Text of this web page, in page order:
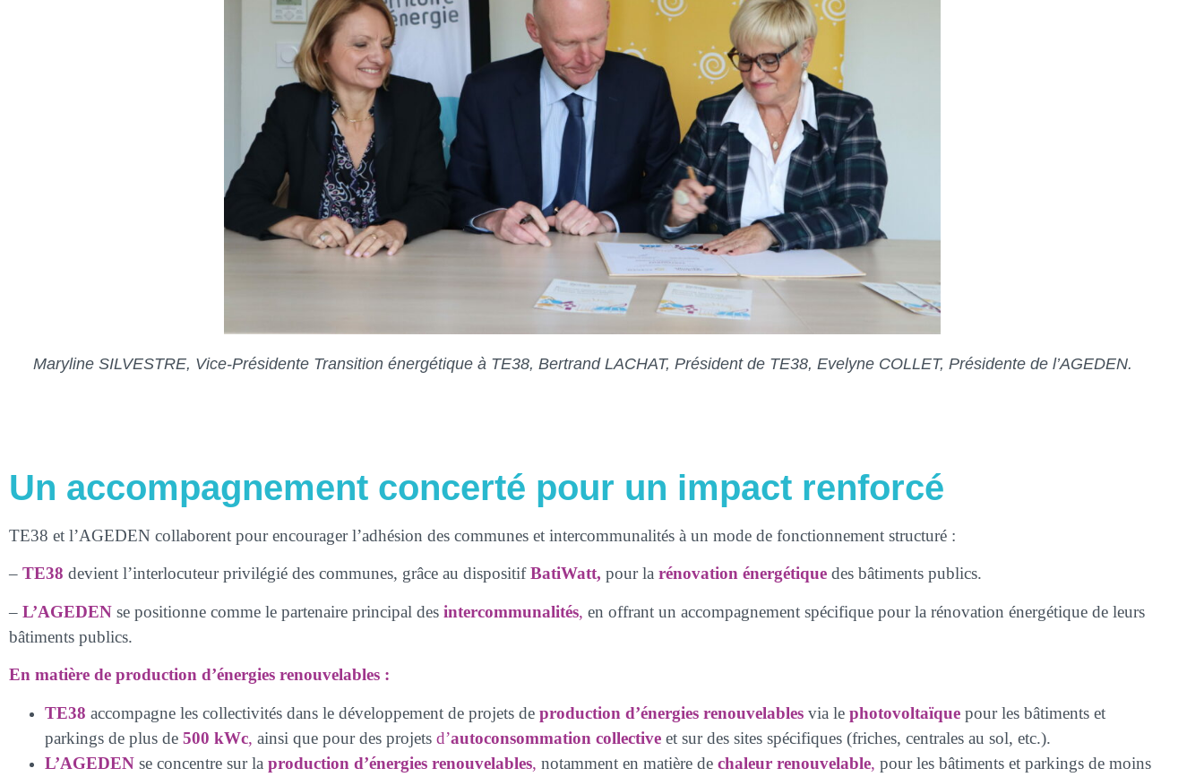
Maryline SILVESTRE, Vice-Présidente Transition énergétique à TE38, Bertrand LACHAT, Président de TE38, Evelyne COLLET, Présidente de l’AGEDEN.
Un accompagnement concerté pour un impact renforcé
TE38 et l’AGEDEN collaborent pour encourager l’adhésion des communes et intercommunalités à un mode de fonctionnement structuré :
– TE38 devient l’interlocuteur privilégié des communes, grâce au dispositifBatiWatt, pour la rénovation énergétique des bâtiments publics.
– L’AGEDEN se positionne comme le partenaire principal des intercommunalités, en offrant un accompagnement spécifique pour la rénovation énergétique de leurs
bâtiments publics.
En matière de production d’énergies renouvelables :
TE38 accompagne les collectivités dans le développement de projets de production d’énergies renouvelables via le photovoltaïque pour les bâtiments et
parkings de plus de 500 kWc, ainsi que pour des projets d’autoconsommation collective et sur des sites spécifiques (friches, centrales au sol, etc.).
L’AGEDEN se concentre sur la production d’énergies renouvelables, notamment en matière de chaleur renouvelable, pour les bâtiments et parkings de moins